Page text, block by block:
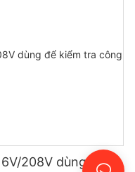
208V dùng để